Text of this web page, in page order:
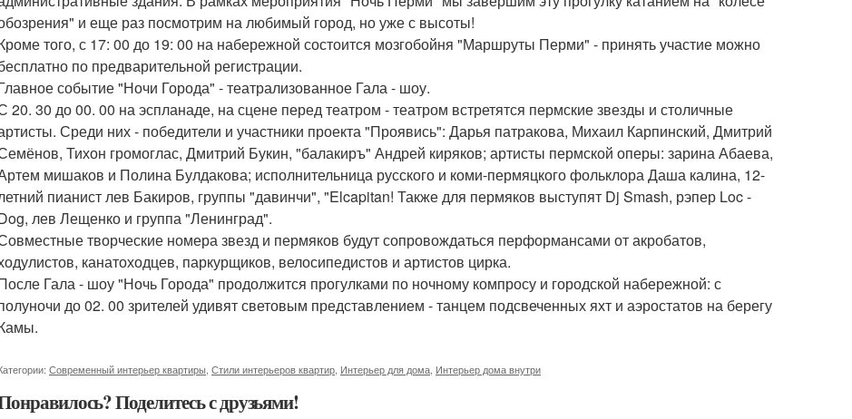
и еще раз посмотрим на любимый город, но уже с высоты!
того, с 17: 00 до 19: 00 на набережной состоится мозгобойня "Маршруты Перми" - принять участие можно
по предварительной регистрации.
событие "Ночи Города" - театрализованное Гала - шоу.
20. 30 до 00. 00 на эспланаде, на сцене перед театром - театром встретятся пермские звезды и столичные
Среди них - победители и участники проекта "Проявись": Дарья патракова, Михаил Карпинский, Дмитрий
Тихон громоглас, Дмитрий Букин, "балакиръ" Андрей киряков; артисты пермской оперы: зарина Абаева,
мишаков и Полина Булдакова; исполнительница русского и коми-пермяцкого фольклора Даша калина, 12-
пианист лев Бакиров, группы "давинчи", "Elcapitan! Также для пермяков выступят Dj Smash, рэпер Loc -
лев Лещенко и группа "Ленинград".
творческие номера звезд и пермяков будут сопровождаться перформансами от акробатов,
канатоходцев, паркурщиков, велосипедистов и артистов цирка.
Гала - шоу "Ночь Города" продолжится прогулками по ночному компросу и городской набережной: с
до 02. 00 зрителей удивят световым представлением - танцем подсвеченных яхт и аэростатов на берегу
Современный интерьер квартиры Стили интерьеров квартир Интерьер для дома Интерьер дома внутри
Поделитесь с друзьями!